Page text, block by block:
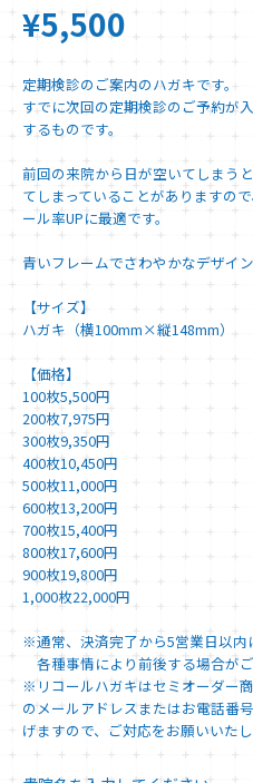
¥5,500
定期検診のご案内のハガキです。
すでに次回の定期検診のご予約が
するものです。
前回の来院から日が空いてしまう
てしまっていることがありますの
ール率UPに最適です。
青いフレームでさわやかなデザイン
【サイズ】
ハガキ（横100mm×縦148mm）
【価格】
100枚5,500円
200枚7,975円
300枚9,350円
400枚10,450円
500枚11,000円
600枚13,200円
700枚15,400円
800枚17,600円
900枚19,800円
1,000枚22,000円
※通常、決済完了から5営業日以内
各種事情により前後する場合がご
※リコールハガキはセミオーダー
のメールアドレスまたはお電話番
げますので、ご対応をお願いいたし